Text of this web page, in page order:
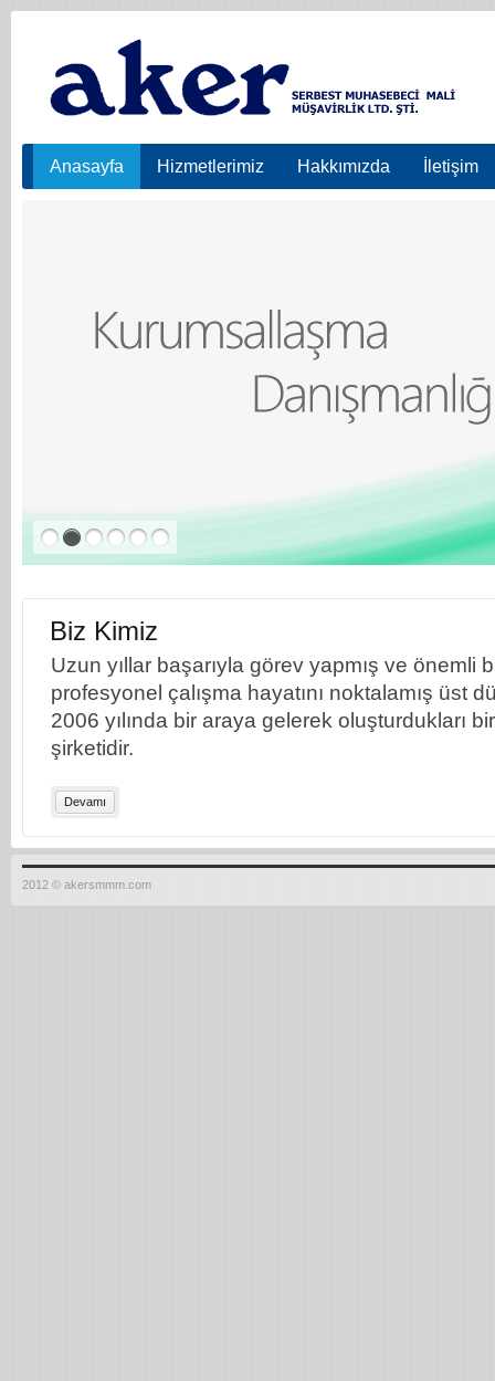
Anasayfa Hizmetlerimiz Hakkımızda İletişim
Biz Kimiz
Uzun yıllar başarıyla görev yapmış ve önemli
profesyonel çalışma hayatını noktalamış üst
2006 yılında bir araya gelerek oluşturdukları
şirketidir.
Devamı
2012 © akersmmm.com